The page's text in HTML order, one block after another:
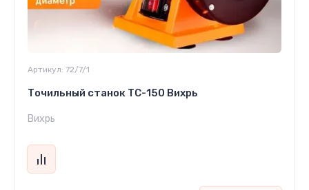
Артикул: 72/7/1
Точильный станок ТС-150 Вихрь
Вихрь